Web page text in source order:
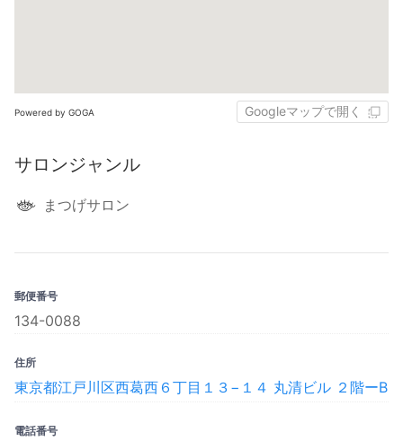
Powered by GOGA Googleマップで開く
サロンジャンル
まつげサロン
郵便番号
134-0088
住所
東京都江戸川区西葛西６丁目１３−１４ 丸清ビル ２階ーB
電話番号